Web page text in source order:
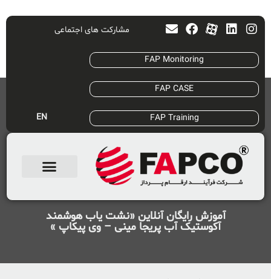
مشارکت های اجتماعی
FAP Monitoring
FAP CASE
FAP Training
EN
آموزش رایگان آنلاین «نشت یاب هوشمند
آکوستیک آب پریجا مینی – وی پیکاپ »